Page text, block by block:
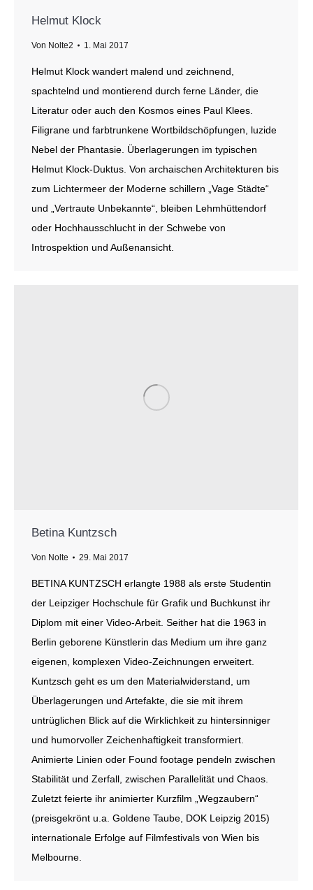
Helmut Klock
Von Nolte2 1. Mai 2017
Helmut Klock wandert malend und zeichnend,
spachtelnd und montierend durch ferne Länder, die
Literatur oder auch den Kosmos eines Paul Klees.
Filigrane und farbtrunkene Wortbildschöpfungen, luzide
Nebel der Phantasie. Überlagerungen im typischen
Helmut Klock-Duktus. Von archaischen Architekturen bis
zum Lichtermeer der Moderne schillern „Vage Städte“
und „Vertraute Unbekannte“, bleiben Lehmhüttendorf
oder Hochhausschlucht in der Schwebe von
Introspektion und Außenansicht.
Betina Kuntzsch
Von Nolte 29. Mai 2017
BETINA KUNTZSCH erlangte 1988 als erste Studentin
der Leipziger Hochschule für Grafik und Buchkunst ihr
Diplom mit einer Video-Arbeit. Seither hat die 1963 in
Berlin geborene Künstlerin das Medium um ihre ganz
eigenen, komplexen Video-Zeichnungen erweitert.
Kuntzsch geht es um den Materialwiderstand, um
Überlagerungen und Artefakte, die sie mit ihrem
untrüglichen Blick auf die Wirklichkeit zu hintersinniger
und humorvoller Zeichenhaftigkeit transformiert.
Animierte Linien oder Found footage pendeln zwischen
Stabilität und Zerfall, zwischen Parallelität und Chaos.
Zuletzt feierte ihr animierter Kurzfilm „Wegzaubern“
(preisgekrönt u.a. Goldene Taube, DOK Leipzig 2015)
internationale Erfolge auf Filmfestivals von Wien bis
Melbourne.